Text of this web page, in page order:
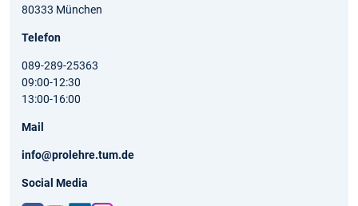
80333 München
Telefon
089-289-25363
09:00-12:30
13:00-16:00
Mail
info@prolehre.tum.de
Social Media